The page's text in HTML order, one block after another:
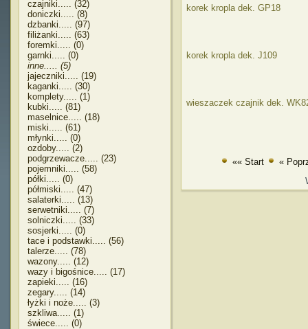
czajniki..... (32)
doniczki..... (8)
dzbanki..... (97)
filiżanki..... (63)
foremki..... (0)
garnki..... (0)
inne..... (5)
jajeczniki..... (19)
kaganki..... (30)
komplety..... (1)
kubki..... (81)
maselnice..... (18)
miski..... (61)
młynki..... (0)
ozdoby..... (2)
podgrzewacze..... (23)
pojemniki..... (58)
półki..... (0)
półmiski..... (47)
salaterki..... (13)
serwetniki..... (7)
solniczki..... (33)
sosjerki..... (0)
tace i podstawki..... (56)
talerze..... (78)
wazony..... (12)
wazy i bigośnice..... (17)
zapieki..... (16)
zegary..... (14)
łyżki i noże..... (3)
szkliwa..... (1)
świece..... (0)
korek kropla dek. GP18
korek kropla dek. J109
wieszaczek czajnik dek.
«« Start
«